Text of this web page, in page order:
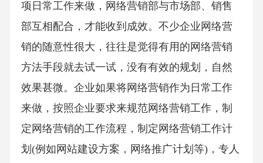
项日常工作来做，网络营销部与市场部、销售
部互相配合，才能收到成效。不少企业网络营
销的随意性很大，往往是觉得有用的网络营销
方法手段就去试一试，没有有效的规划，自然
效果甚微。企业如果将网络营销作为日常工作
来做，按照企业要求来规范网络营销工作，制
定网络营销的工作流程，制定网络营销工作计
划(例如网站建设方案，网络推广计划等)，专人